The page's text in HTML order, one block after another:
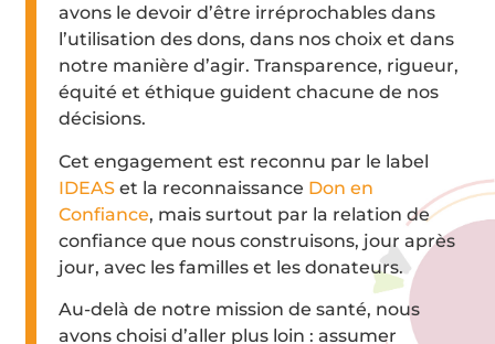
avons le devoir d’être irréprochables dans
l’utilisation des dons, dans nos choix et dans
notre manière d’agir. Transparence, rigueur,
équité et éthique guident chacune de nos
décisions.
Cet engagement est reconnu par le label
IDEAS et la reconnaissance Don en
Confiance, mais surtout par la relation de
confiance que nous construisons, jour après
jour, avec les familles et les donateurs.
Au-delà de notre mission de santé, nous
avons choisi d’aller plus loin : assumer